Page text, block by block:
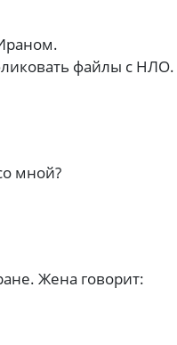
файлы с НЛО.
мной?
Жена говорит: